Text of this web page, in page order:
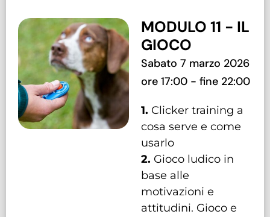
MODULO 11 - IL
GIOCO
Sabato 7 marzo 2026
ore 17:00 - fine 22:00
1. Clicker training a
cosa serve e come
usarlo
2. Gioco ludico in
base alle
motivazioni e
attitudini. Gioco e